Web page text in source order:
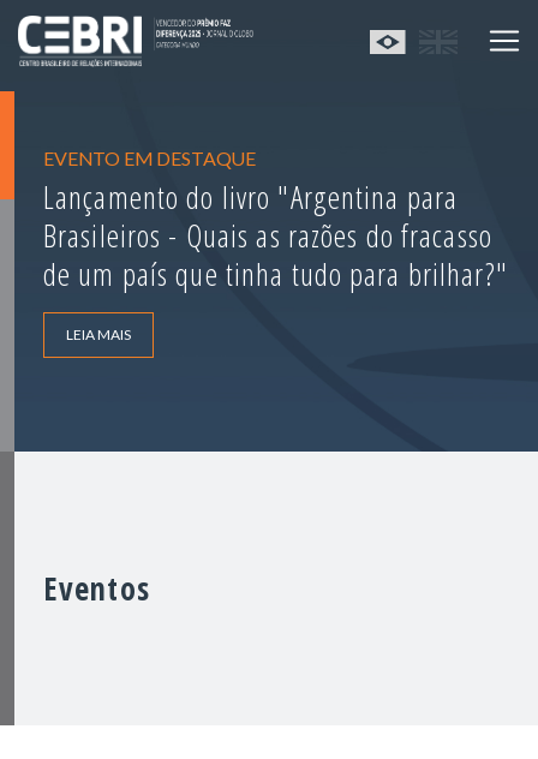
EVENTO EM DESTAQUE
Lançamento do livro "Argentina para
Brasileiros - Quais as razões do fracasso
de um país que tinha tudo para brilhar?"
LEIA MAIS
Eventos